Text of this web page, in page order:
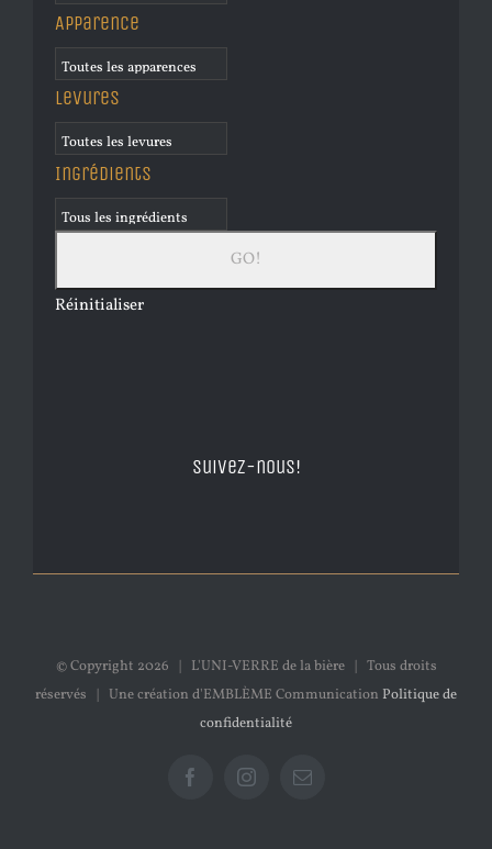
Apparence
Levures
Ingrédients
Réinitialiser
Suivez-nous!
© Copyright 2026 | L'UNI-VERRE de la bière | Tous droits
réservés | Une création d'EMBLÈME Communication Politique de
confidentialité
FacebookInstagramEmail